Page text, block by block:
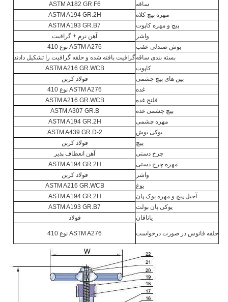
ساقه
ASTM A182 GR.F6
مهره پیچ کلاه
ASTM A194 GR.2H
پیچ و مهره کاپوت
ASTM A193 GR.B7
واشر
آهن نرم + گرافیت
بوش صندلی عقب
ASTM A276 نوع 410
بسته بندی ساقهگرافیت بافته شده و حلقه گرافیت را تشکیل دادند
کاپوت
ASTM A216 GR.WCB
پین های پیچ چشمی
فولاد کربن
غده
ASTM A276 نوع 410
فلنج غده
ASTM A216 GR.WCB
پیچ چشمی غده
ASTM A307 GR.B
مهره چشمی
ASTM A194 GR.2H
یوکی بوش
ASTM A439 GR.D-2
پیچ
فولاد کربن
چرخ دستی
آهن انعطاف پذیر
مهره چرخ دستی
ASTM A194 GR.2H
واشر
فولاد کربن
یوغ
ASTM A216 GR.WCB
آجیل پیچ و مهره یوک پان
ASTM A194 GR.2H
یوکی پان بولت
ASTM A193 GR.B7
یاتاقان
فولاد
حلقه فانوس در صورت درخواست ASTM A276 نوع 410